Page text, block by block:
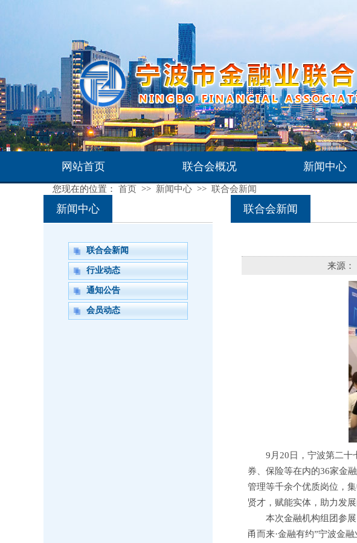
网站首页 联合会概况 新闻中心
联系我们
您现在的位置： 首页 >> 新闻中心 >> 联合会新闻
新闻中心
联合会新闻
行业动态
通知公告
会员动态
联合会新闻
来源：
9月20日，宁波第二十
券、保险等在内的36家金
管理等千余个优质岗位，
贤才，赋能实体，助力发展
本次金融机构组团参
甬而来·金融有约”宁波金